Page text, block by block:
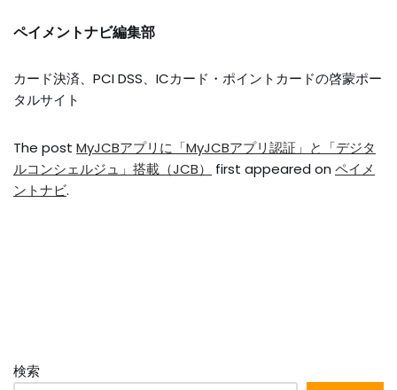
ペイメントナビ編集部
カード決済、PCI DSS、ICカード・ポイントカードの啓蒙ポー
タルサイト
The post MyJCBアプリに「MyJCBアプリ認証」と「デジタ
ルコンシェルジュ」搭載（JCB）
first appeared on ペイメ
ントナビ.
検索